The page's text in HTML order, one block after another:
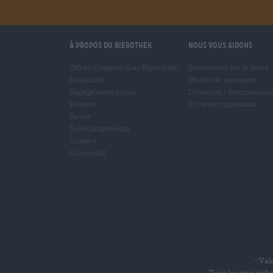
À propos du Bierothek Nous vous aidons
*